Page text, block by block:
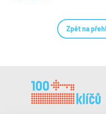
Zpět na